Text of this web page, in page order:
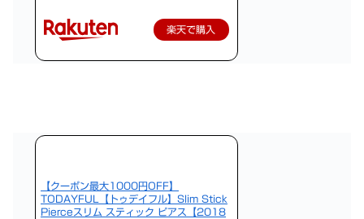
楽天で購入
【クーポン最大1000円OFF】
TODAYFUL【トゥデイフル】Slim Stick
Pierceスリム スティック ピアス【2018